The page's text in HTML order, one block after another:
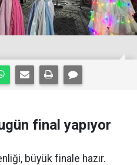
final yapıyor
büyük finale hazır.